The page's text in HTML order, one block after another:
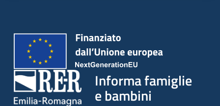
Informa famiglie
e bambini